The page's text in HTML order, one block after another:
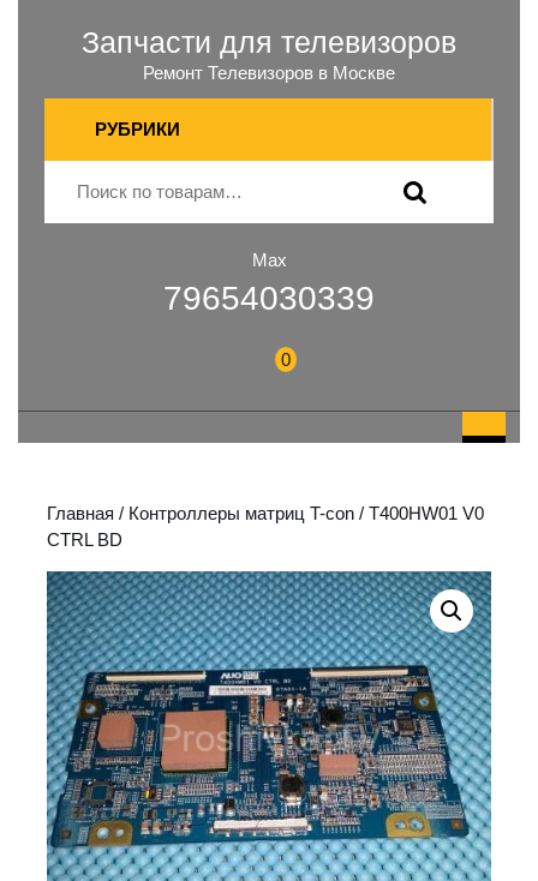
Запчасти для телевизоров
Ремонт Телевизоров в Москве
РУБРИКИ
Max
79654030339
0
Главная / Контроллеры матриц T-con / T400HW01 V0
CTRL BD